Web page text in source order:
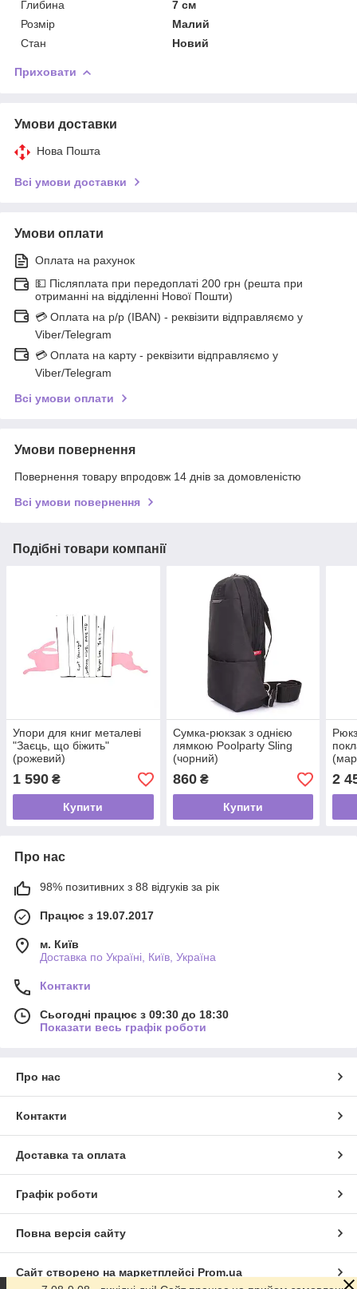
Глибина
7 см
Розмір
Малий
Стан
Новий
Приховати
Умови доставки
Нова Пошта
Всі умови доставки
Умови оплати
Оплата на рахунок
💵 Післяплата при передоплаті 200 грн (решта при
отриманні на відділенні Нової Пошти)
💳 Оплата на р/р (IBAN) - реквізити відправляємо у
Viber/Telegram
💳 Оплата на карту - реквізити відправляємо у
Viber/Telegram
Всі умови оплати
Умови повернення
Повернення товару впродовж 14 днів за домовленістю
Всі умови повернення
Подібні товари компанії
Упори для книг металеві
"Заєць, що біжить"
(рожевий)
1 590 ₴
Купити
Сумка-рюкзак з однією
лямкою Poolparty Sling
(чорний)
860₴
Купити
2
Про нас
98% позитивних з 88 відгуків за рік
Працює з 19.07.2017
м. Київ
Доставка по Україні, Київ, Україна
Контакти
Сьогодні працює з 09:30 до 18:30
Показати весь графік роботи
Про нас
Контакти
Доставка та оплата
Графік роботи
Повна версія сайту
Сайт створено на маркетплейсі Prom.ua